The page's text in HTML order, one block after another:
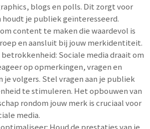
blogs en polls. Dit zorgt voor
je publiek geïnteresseerd.
content te maken die waardevol is
en aansluit bij jouw merkidentiteit.
Sociale media draait om
op opmerkingen, vragen en
je volgers. Stel vragen aan je publiek
te stimuleren. Het opbouwen van
rondom jouw merk is cruciaal voor
media.
Houd de prestaties van je